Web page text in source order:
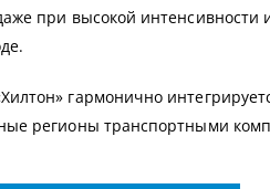
при высокой
гармонично
регионы транспортными